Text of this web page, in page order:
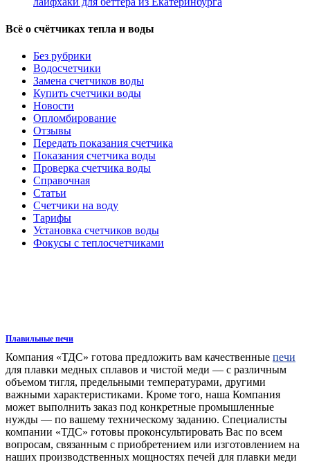
Всё о счётчиках тепла и воды
Без рубрики
Водосчетчики
Замена счетчиков воды
Купить счетчики воды
Новости
Опломбирование
Отзывы
Передать показания счетчика
Показания счетчика воды
Проверка счетчика воды
Справочная
Статьи
Счетчики на воду
Тарифы
Установка счетчиков воды
Фокусы с теплосчетчиками
Плавильные печи
Компания «ТДС» готова предложить вам качественные печи
для плавки медных сплавов и чистой меди — с различным
объемом тигля, предельными температурами, другими
важными характеристиками. Кроме того, наша Компания
может выполнить заказ под конкретные промышленные
нужды — по вашему техническому заданию. Специалисты
компании «ТДС» готовы проконсультировать Вас по всем
вопросам, связанным с приобретением или изготовлением на
наших производственных мощностях печей для плавки меди